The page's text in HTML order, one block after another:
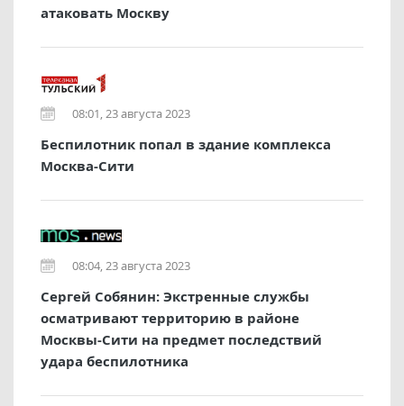
атаковать Москву
08:01, 23 августа 2023
Беспилотник попал в здание комплекса
Москва-Сити
08:04, 23 августа 2023
Сергей Собянин: Экстренные службы
осматривают территорию в районе
Москвы-Сити на предмет последствий
удара беспилотника